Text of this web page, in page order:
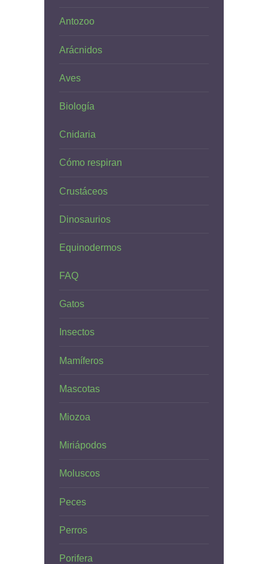
Antozoo
Arácnidos
Aves
Biología
Cnidaria
Cómo respiran
Crustáceos
Dinosaurios
Equinodermos
FAQ
Gatos
Insectos
Mamíferos
Mascotas
Miozoa
Miriápodos
Moluscos
Peces
Perros
Porifera